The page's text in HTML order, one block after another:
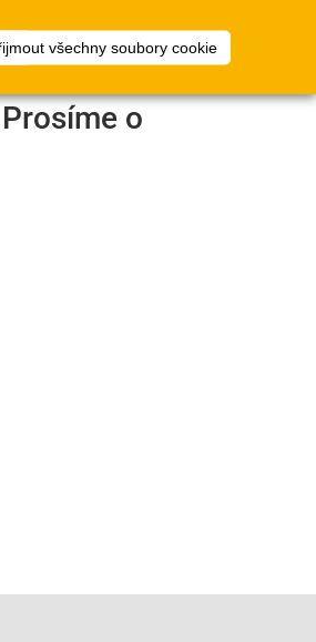
všechny soubory cookie
přihlásit
o